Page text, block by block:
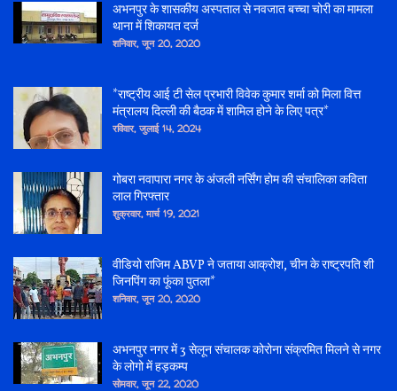
अभनपुर के शासकीय अस्पताल से नवजात बच्चा चोरी का मामला
थाना में शिकायत दर्ज
शनिवार, जून 20, 2020
*राष्ट्रीय आई टी सेल प्रभारी विवेक कुमार शर्मा को मिला वित्त
मंत्रालय दिल्ली की बैठक में शामिल होने के लिए पत्र*
रविवार, जुलाई 14, 2024
गोबरा नवापारा नगर के अंजली नर्सिंग होम की संचालिका कविता
लाल गिरफ्तार
शुक्रवार, मार्च 19, 2021
वीडियो राजिम ABVP ने जताया आक्रोश, चीन के राष्ट्रपति शी
जिनपिंग का फूंका पुतला*
शनिवार, जून 20, 2020
अभनपुर नगर में 3 सेलून संचालक कोरोना संक्रमित मिलने से नगर
के लोगो में हड़कम्प
सोमवार, जून 22, 2020